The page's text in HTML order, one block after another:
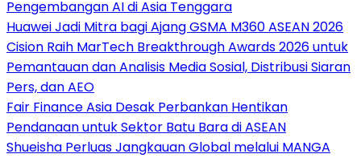
Pengembangan AI di Asia Tenggara
Huawei Jadi Mitra bagi Ajang GSMA M360 ASEAN 2026
Cision Raih MarTech Breakthrough Awards 2026 untuk
Pemantauan dan Analisis Media Sosial, Distribusi Siaran
Pers, dan AEO
Fair Finance Asia Desak Perbankan Hentikan
Pendanaan untuk Sektor Batu Bara di ASEAN
Shueisha Perluas Jangkauan Global melalui MANGA